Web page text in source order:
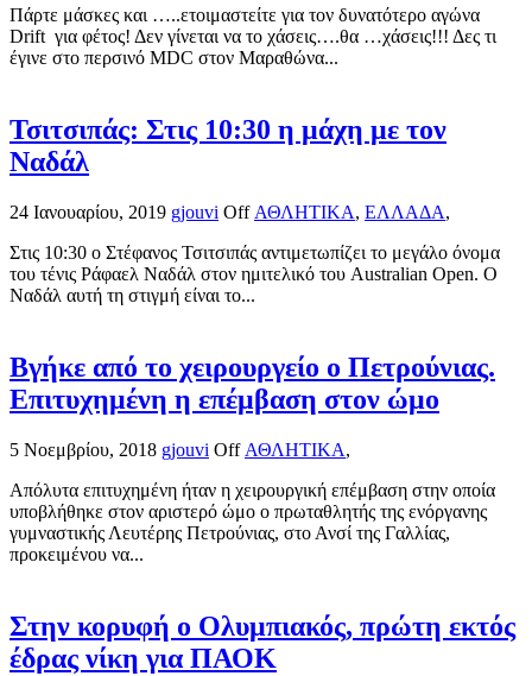
Πάρτε μάσκες και …..ετοιμαστείτε για τον δυνατότερο αγώνα
Drift για φέτος! Δεν γίνεται να το χάσεις….θα …χάσεις!!! Δες τι
έγινε στο περσινό MDC στον Μαραθώνα...
Τσιτσιπάς: Στις 10:30 η μάχη με τον
Ναδάλ
24 Ιανουαρίου, 2019 gjouvi Off ΑΘΛΗΤΙΚΑ, ΕΛΛΑΔΑ,
Στις 10:30 ο Στέφανος Τσιτσιπάς αντιμετωπίζει το μεγάλο όνομα
του τένις Ράφαελ Ναδάλ στον ημιτελικό του Australian Open. Ο
Ναδάλ αυτή τη στιγμή είναι το...
Βγήκε από το χειρουργείο ο Πετρούνιας.
Επιτυχημένη η επέμβαση στον ώμο
5 Νοεμβρίου, 2018 gjouvi Off ΑΘΛΗΤΙΚΑ,
Απόλυτα επιτυχημένη ήταν η χειρουργική επέμβαση στην οποία
υποβλήθηκε στον αριστερό ώμο ο πρωταθλητής της ενόργανης
γυμναστικής Λευτέρης Πετρούνιας, στο Ανσί της Γαλλίας,
προκειμένου να...
Στην κορυφή ο Ολυμπιακός, πρώτη εκτός
έδρας νίκη για ΠΑΟΚ